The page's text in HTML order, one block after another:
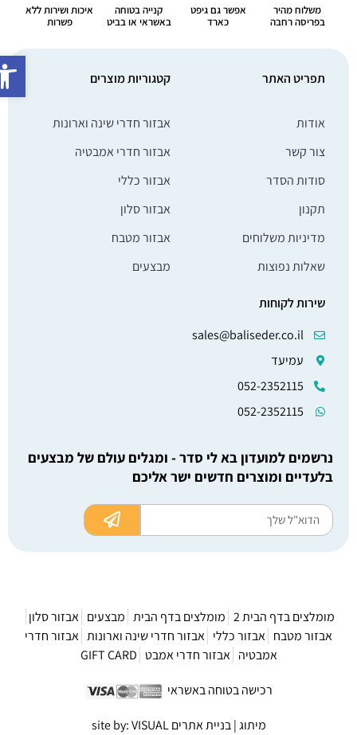
פתח
משלוח מהיר
בפריסה רחבה
אפשר גם גיפט
כארד
קנייה בטוחה
באשראי או בביט
איכות ושירות ללא
פשרות
תפריט האתר
אודות
צור קשר
סודות הסדר
תקנון
מדיניות משלוחים
שאלות נפוצות
קטגוריות מוצרים
אבזור חדרי שינה וארונות
אבזור חדרי אמבטיה
אבזור כללי
אבזור סלון
אבזור מטבח
מבצעים
שירות לקוחות
sales@baliseder.co.il
עמיעד
052-2352115
052-2352115
נרשמים למועדון בא לי סדר - ומגלים עולם של מבצעים
בלעדיים ומוצרים חדשים ישר אליכם
מומלצים בדף הבית 2 מומלצים בדף הבית מבצעים
אבזור סלון
אבזור מטבח
אבזור כללי אבזור חדרי שינה וארונות
אבזור חדרי
אמבטיה
אבזור חדרי אמבט GIFT CARD
רכישה בטוחה באשראי
מיתוג | בניית אתרים site by: VISUAL